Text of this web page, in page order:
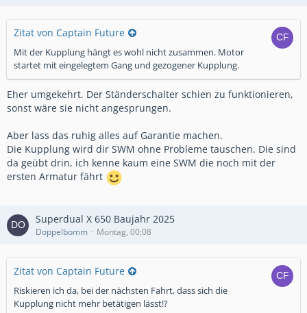
Zitat von Captain Future
Mit der Kupplung hängt es wohl nicht zusammen. Motor
startet mit eingelegtem Gang und gezogener Kupplung.
Eher umgekehrt. Der Ständerschalter schien zu funktionieren,
sonst wäre sie nicht angesprungen.
Aber lass das ruhig alles auf Garantie machen.
Die Kupplung wird dir SWM ohne Probleme tauschen. Die sind
da geübt drin, ich kenne kaum eine SWM die noch mit der
ersten Armatur fährt
Superdual X 650 Baujahr 2025
Doppelbomm Montag, 00:08
Zitat von Captain Future
Riskieren ich da, bei der nächsten Fahrt, dass sich die
Kupplung nicht mehr betätigen lässt!?